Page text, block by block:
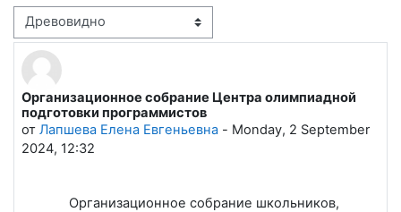
Режим отображения
Организационное собрание Центра олимпиадной
подготовки программистов
от Лапшева Елена Евгеньевна - Monday, 2 September
2024, 12:32
Количество ответов: 0
Организационное собрание школьников,